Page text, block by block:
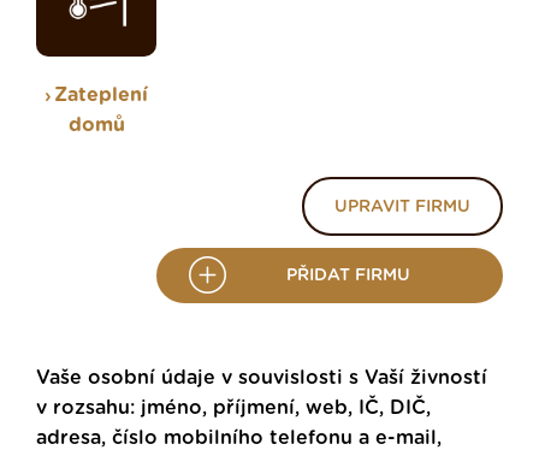
Zateplení
domů
UPRAVIT FIRMU
PŘIDAT FIRMU
Vaše osobní údaje v souvislosti s Vaší živností
v rozsahu: jméno, příjmení, web, IČ, DIČ,
adresa, číslo mobilního telefonu a e-mail,